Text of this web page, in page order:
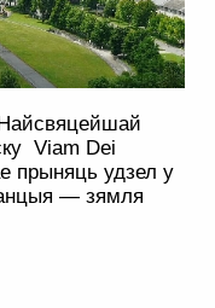
Найсвяцейшай
Viam Dei
прыняць удзел у
— зямля